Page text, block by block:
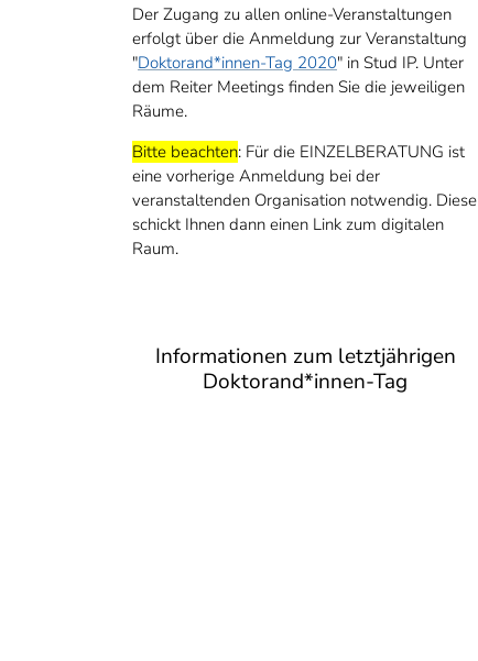
Der Zugang zu allen online-Veranstaltungen
erfolgt über die Anmeldung zur Veranstaltung
"Doktorand*innen-Tag 2020" in Stud IP. Unter
dem Reiter Meetings finden Sie die jeweiligen
Räume.
Bitte beachten: Für die EINZELBERATUNG ist
eine vorherige Anmeldung bei der
veranstaltenden Organisation notwendig. Diese
schickt Ihnen dann einen Link zum digitalen
Raum.
Informationen zum letztjährigen
Doktorand*innen-Tag